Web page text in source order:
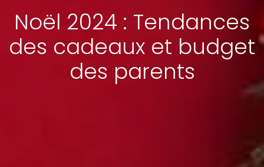
Noël 2024 : Tendances
des cadeaux et budget
des parents